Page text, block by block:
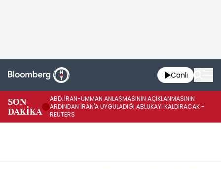
Canlı
SON
DAKİKA
ABD, İRAN-UMMAN ANLAŞMASININ AÇIKLANMASININ
ARDINDAN İRAN'A UYGULADIĞI ABLUKAYI KALDIRACAK -
REUTERS